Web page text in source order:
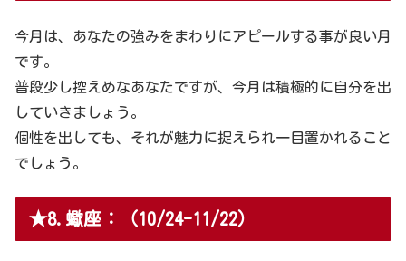
今月は、あなたの強みをまわりにアピールする事が良い月
です。
普段少し控えめなあなたですが、今月は積極的に自分を出
していきましょう。
個性を出しても、それが魅力に捉えられ一目置かれること
でしょう。
★8.蠍座：（10/24-11/22）